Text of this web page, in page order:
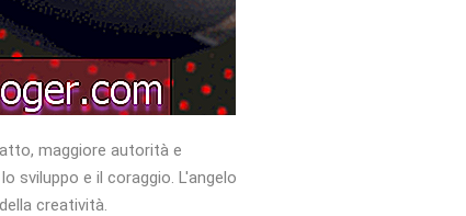
maggiore autorità e
sviluppo e il coraggio. L'angelo
creatività.